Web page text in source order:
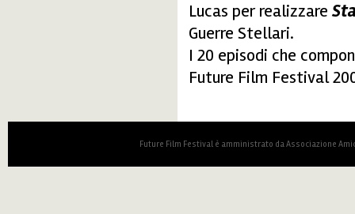
Lucas per realizzare
Guerre Stellari.
I 20 episodi che
Future Film Festival
Future Film Festival è amministrato da Associazione